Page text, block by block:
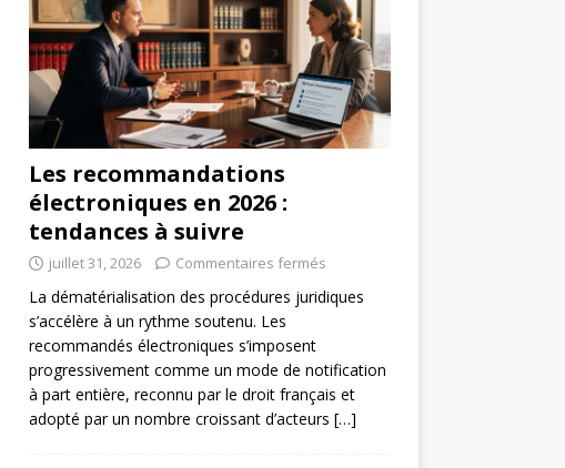
Les recommandations
électroniques en 2026 :
tendances à suivre
juillet 31, 2026 Commentaires fermés
La dématérialisation des procédures juridiques
s’accélère à un rythme soutenu. Les
recommandés électroniques s’imposent
progressivement comme un mode de notification
à part entière, reconnu par le droit français et
adopté par un nombre croissant d’acteurs […]